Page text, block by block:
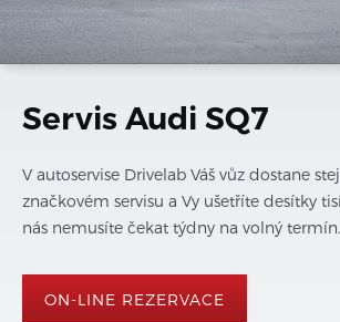
Servis Audi SQ7
V autoservise Drivelab Váš vůz dostane
značkovém servisu a Vy ušetříte desítky
nás nemusíte čekat týdny na volný termín.
ON-LINE REZERVACE